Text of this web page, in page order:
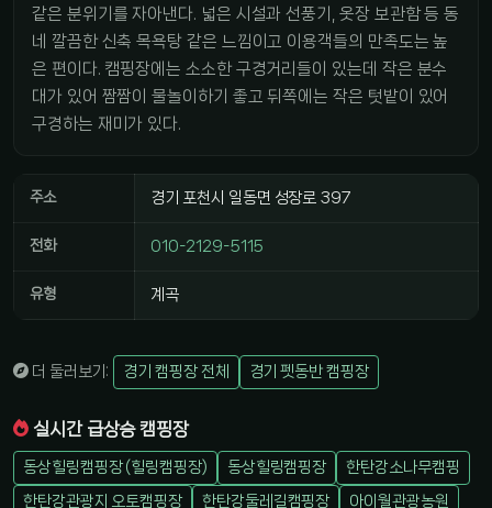
같은 분위기를 자아낸다. 넓은 시설과 선풍기, 옷장 보관함 등 동
네 깔끔한 신축 목욕탕 같은 느낌이고 이용객들의 만족도는 높
은 편이다. 캠핑장에는 소소한 구경거리들이 있는데 작은 분수
대가 있어 짬짬이 물놀이하기 좋고 뒤쪽에는 작은 텃밭이 있어
구경하는 재미가 있다.
주소 경기 포천시 일동면 성장로 397
전화 010-2129-5115
유형 계곡
더 둘러보기: 경기 캠핑장 전체 경기 펫동반 캠핑장
실시간 급상승 캠핑장
동상힐링캠핑장 (힐링캠핑장) 동상힐링캠핑장
한탄강소나무캠핑
한탄강관광지 오토캠핑장
한탄강둘레길캠핑장
아이월관광농원